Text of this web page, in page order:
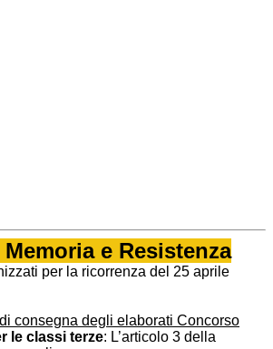
e Resistenza
per la ricorrenza del 25 aprile
consegna degli elaborati Concorso
le classi terze: L’articolo 3 della